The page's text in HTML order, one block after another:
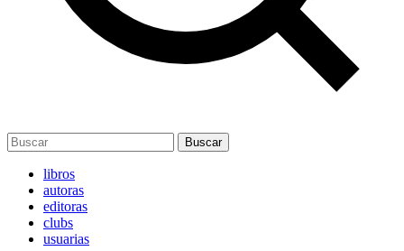
Buscar
libros
autoras
editoras
clubs
usuarias